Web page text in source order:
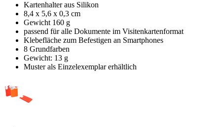
Kartenhalter aus Silikon
8,4 x 5,6 x 0,3 cm
Gewicht 160 g
passend für alle Dokumente im Visitenkartenformat
Klebefläche zum Befestigen an Smartphones
8 Grundfarben
Gewicht: 13 g
Muster als Einzelexemplar erhältlich